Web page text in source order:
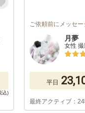
ご依頼前にメッセ
月夢
女性
平日
最終アクティブ：